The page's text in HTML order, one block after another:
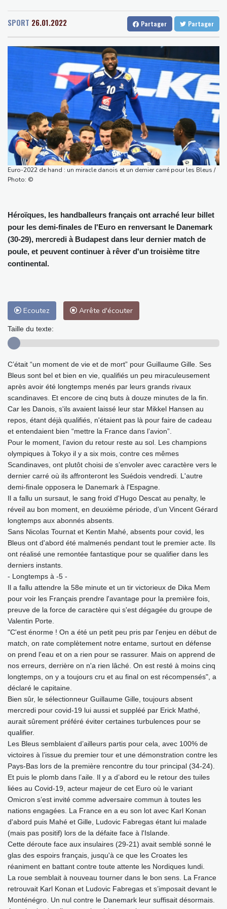
Gabon
29 °C Kamerun
34 °C
Madagascar
20 °C
Congo
30 °C Cayenne
28 °C
French Guiana
28 °C
Bruxelles
30 °C Vancouver
14 °C
Monte-Carlo
31 °C
la fusillade
Mexique : après des années d'accalmie, la violence se rappelle
aux habitants du Zacatecas
Une épave romaine chargée de centaines d'amphores
découverte au large de la Sicile
Euro de natation: Léon Marchand à la fois "déçu" et "soulagé"
après ses forfaits
L'Iran exige pour rouvrir Ormuz que les Etats-Unis acceptent
"toutes" ses conditions
Vols suspendus et évacuations en Chine, où le typhon Dolphin a
touché terre
Vaste feu de forêt dans l'ouest du Canada: 20.000 évacués, l'état
SPORT 26.01.2022 Partager Partager
Euro-2022 de hand : un miracle danois et un dernier carré pour les Bleus /
Photo: ©
Héroïques, les handballeurs français ont arraché leur billet
pour les demi-finales de l'Euro en renversant le Danemark
(30-29), mercredi à Budapest dans leur dernier match de
poule, et peuvent continuer à rêver d'un troisième titre
continental.
Ecoutez Arrête d'écouter
Taille du texte:
C’était “un moment de vie et de mort” pour Guillaume Gille. Ses
Bleus sont bel et bien en vie, qualifiés un peu miraculeusement
après avoir été longtemps menés par leurs grands rivaux
scandinaves. Et encore de cinq buts à douze minutes de la fin.
Car les Danois, s'ils avaient laissé leur star Mikkel Hansen au
repos, étant déjà qualifiés, n'étaient pas là pour faire de cadeau
et entendaient bien “mettre la France dans l’avion”.
Pour le moment, l’avion du retour reste au sol. Les champions
olympiques à Tokyo il y a six mois, contre ces mêmes
Scandinaves, ont plutôt choisi de s’envoler avec caractère vers le
dernier carré où ils affronteront les Suédois vendredi. L'autre
demi-finale opposera le Danemark à l'Espagne.
Il a fallu un sursaut, le sang froid d'Hugo Descat au penalty, le
réveil au bon moment, en deuxième période, d’un Vincent Gérard
longtemps aux abonnés absents.
Sans Nicolas Tournat et Kentin Mahé, absents pour covid, les
Bleus ont d'abord été malmenés pendant tout le premier acte. Ils
ont réalisé une remontée fantastique pour se qualifier dans les
derniers instants.
- Longtemps à -5 -
Il a fallu attendre la 58e minute et un tir victorieux de Dika Mem
pour voir les Français prendre l'avantage pour la première fois,
preuve de la force de caractère qui s'est dégagée du groupe de
Valentin Porte.
"C'est énorme ! On a été un petit peu pris par l'enjeu en début de
match, on rate complètement notre entame, surtout en défense
on prend l'eau et on a rien pour se rassurer. Mais on apprend de
nos erreurs, derrière on n'a rien lâché. On est resté à moins cinq
longtemps, on y a toujours cru et au final on est récompensés", a
déclaré le capitaine.
Bien sûr, le sélectionneur Guillaume Gille, toujours absent
mercredi pour covid-19 lui aussi et suppléé par Erick Mathé,
aurait sûrement préféré éviter certaines turbulences pour se
qualifier.
Les Bleus semblaient d’ailleurs partis pour cela, avec 100% de
victoires à l’issue du premier tour et une démonstration contre les
Pays-Bas lors de la première rencontre du tour principal (34-24).
Et puis le plomb dans l’aile. Il y a d’abord eu le retour des tuiles
liées au Covid-19, acteur majeur de cet Euro où le variant
Omicron s’est invité comme adversaire commun à toutes les
nations engagées. La France en a eu son lot avec Karl Konan
d'abord puis Mahé et Gille, Ludovic Fabregas étant lui malade
(mais pas positif) lors de la défaite face à l'Islande.
Cette déroute face aux insulaires (29-21) avait semblé sonné le
glas des espoirs français, jusqu'à ce que les Croates les
réaniment en battant contre toute attente les Nordiques lundi.
La roue semblait à nouveau tourner dans le bon sens. La France
retrouvait Karl Konan et Ludovic Fabregas et s’imposait devant le
Monténégro. Un nul contre le Danemark leur suffisait désormais.